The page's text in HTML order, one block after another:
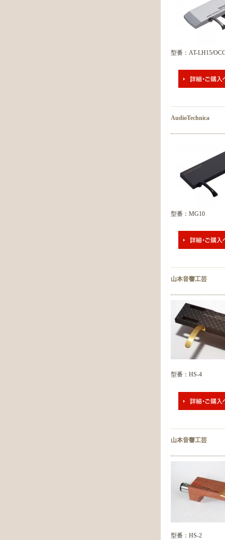
型番：AT-LH15/
AudioTechnica
型番：MG10
山本音響工芸
型番：HS-4
山本音響工芸
型番：HS-2